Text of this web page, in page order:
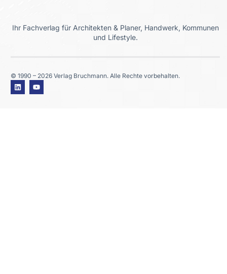
Ihr Fachverlag für Architekten & Planer, Handwerk, Kommunen
und Lifestyle.
© 1990 – 2026 Verlag Bruchmann. Alle Rechte vorbehalten.